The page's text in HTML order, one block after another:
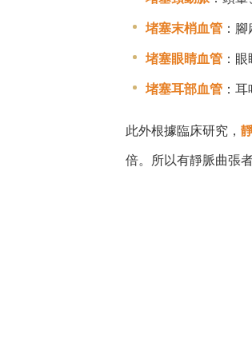
堵塞末梢血管：腳
堵塞眼睛血管：眼
堵塞耳部血管：耳
此外根據臨床研究，
倍。所以有靜脈曲張